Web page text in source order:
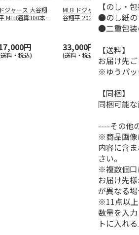
ドジャース 大谷翔
MLB通算300本塁
円
料・税込)
MLB ドジャース 大
谷翔平 2026 NL 3・
33,000円
(送料・税込)
ド
平
合
ブ…
【のし・
●のし紙の
●二重包装
【送料】
お届け先
※ゆうパッ
【同梱】
同梱可能
----その他
※商品画像
内容に含
さい。
※複数個口
お届け先
が異なる
※11点以
数量を入
トに入れ